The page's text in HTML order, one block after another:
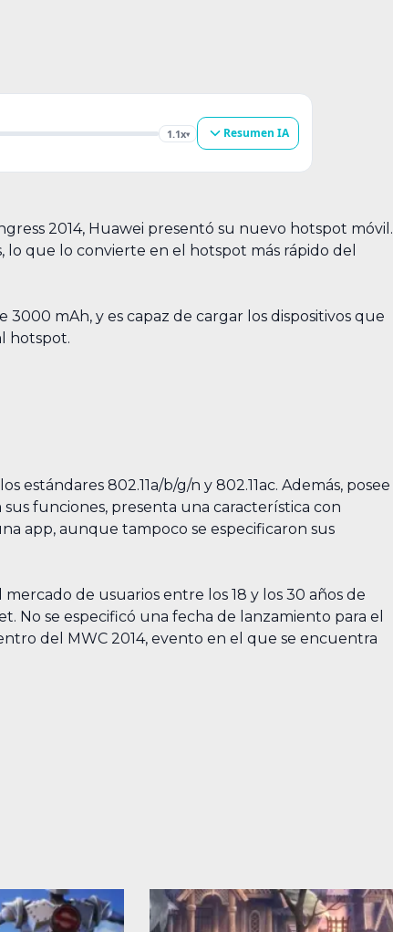
1.1x▾ Resumen IA
2014, Huawei presentó su nuevo hotspot móvil.
lo que lo convierte en el hotspot más rápido del
3000 mAh, y es capaz de cargar los dispositivos que
hotspot.
802.11a/b/g/n y 802.11ac. Además, posee
funciones, presenta una característica con
app, aunque tampoco se especificaron sus
de usuarios entre los 18 y los 30 años de
No se especificó una fecha de lanzamiento para el
del MWC 2014, evento en el que se encuentra